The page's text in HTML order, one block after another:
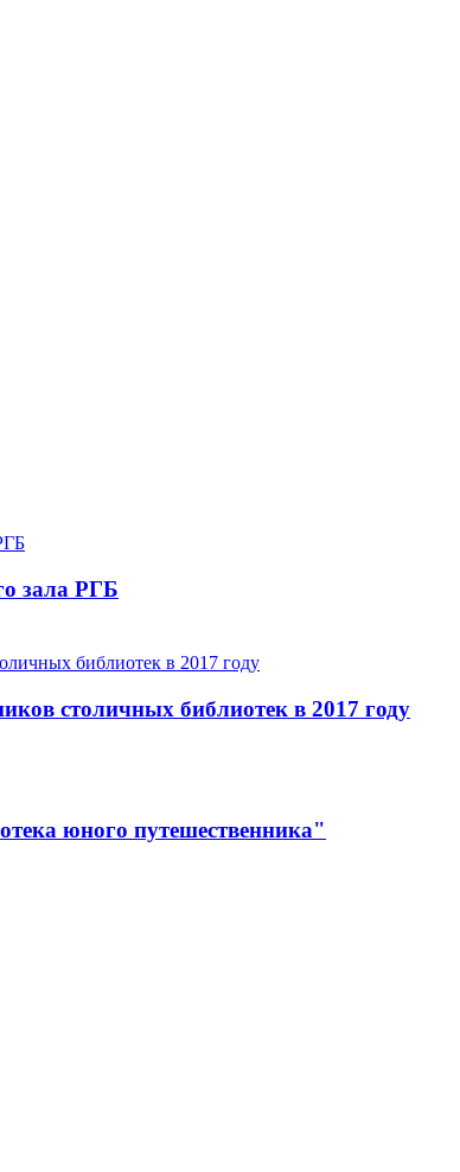
зала РГБ
столичных библиотек в 2017 году
юного путешественника"